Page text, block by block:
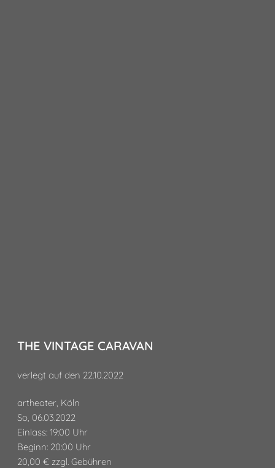
THE VINTAGE CARAVAN
verlegt auf den 22.10.2022
artheater, Köln
So, 06.03.2022
Einlass: 19:00 Uhr
Beginn: 20:00 Uhr
20,00 € zzgl. Gebühren